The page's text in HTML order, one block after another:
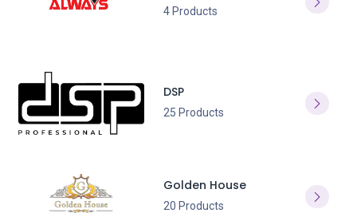
4 Products
DSP
25 Products
Golden House
20 Products